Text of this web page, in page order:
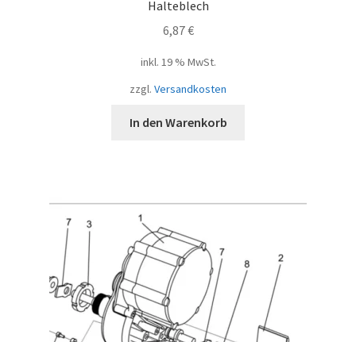
Halteblech
6,87€
inkl. 19 % MwSt.
zzgl. Versandkosten
In den Warenkorb